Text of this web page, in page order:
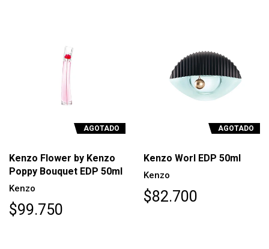
AGOTADO
Kenzo Flower by Kenzo
Poppy Bouquet EDP 50ml
Kenzo
$99.750
AGOTADO
Kenzo Worl EDP 50ml
Kenzo
$82.700